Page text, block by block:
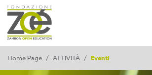
Home Page / ATTIVITÀ / Eventi